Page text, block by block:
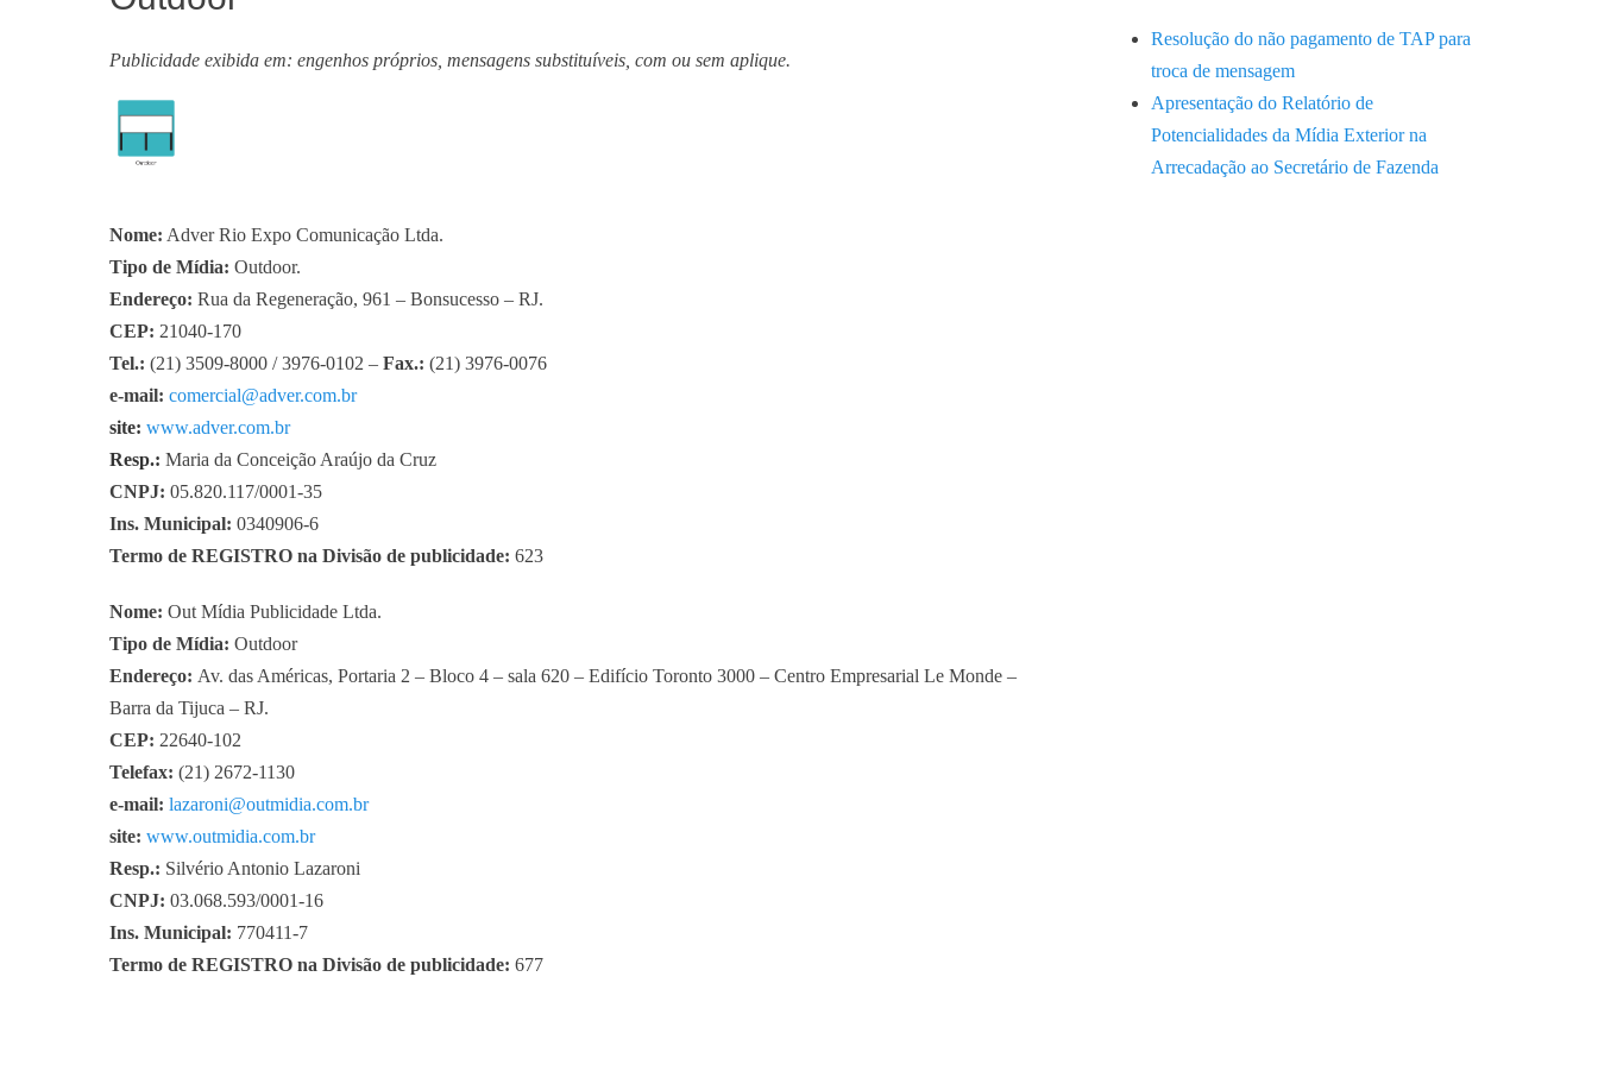
Publicidade exibida em: engenhos próprios, mensagens substituíveis, com ou sem aplique.
Nome: Adver Rio Expo Comunicação Ltda.
Tipo de Mídia: Outdoor.
Endereço: Rua da Regeneração, 961 – Bonsucesso – RJ.
CEP: 21040-170
Tel.: (21) 3509-8000 / 3976-0102 – Fax.: (21) 3976-0076
e-mail: comercial@adver.com.br
site: www.adver.com.br
Resp.: Maria da Conceição Araújo da Cruz
CNPJ: 05.820.117/0001-35
Ins. Municipal: 0340906-6
Termo de REGISTRO na Divisão de publicidade: 623
Nome: Out Mídia Publicidade Ltda.
Tipo de Mídia: Outdoor
Endereço: Av. das Américas, Portaria 2 – Bloco 4 – sala 620 – Edifício Toronto 3000 – Centro Empresarial Le Monde –
Barra da Tijuca – RJ.
CEP: 22640-102
Telefax: (21) 2672-1130
e-mail: lazaroni@outmidia.com.br
site: www.outmidia.com.br
Resp.: Silvério Antonio Lazaroni
CNPJ: 03.068.593/0001-16
Ins. Municipal: 770411-7
Termo de REGISTRO na Divisão de publicidade: 677
Resolução do não pagamento de TAP para
troca de mensagem
Apresentação do Relatório de
Potencialidades da Mídia Exterior na
Arrecadação ao Secretário de Fazenda